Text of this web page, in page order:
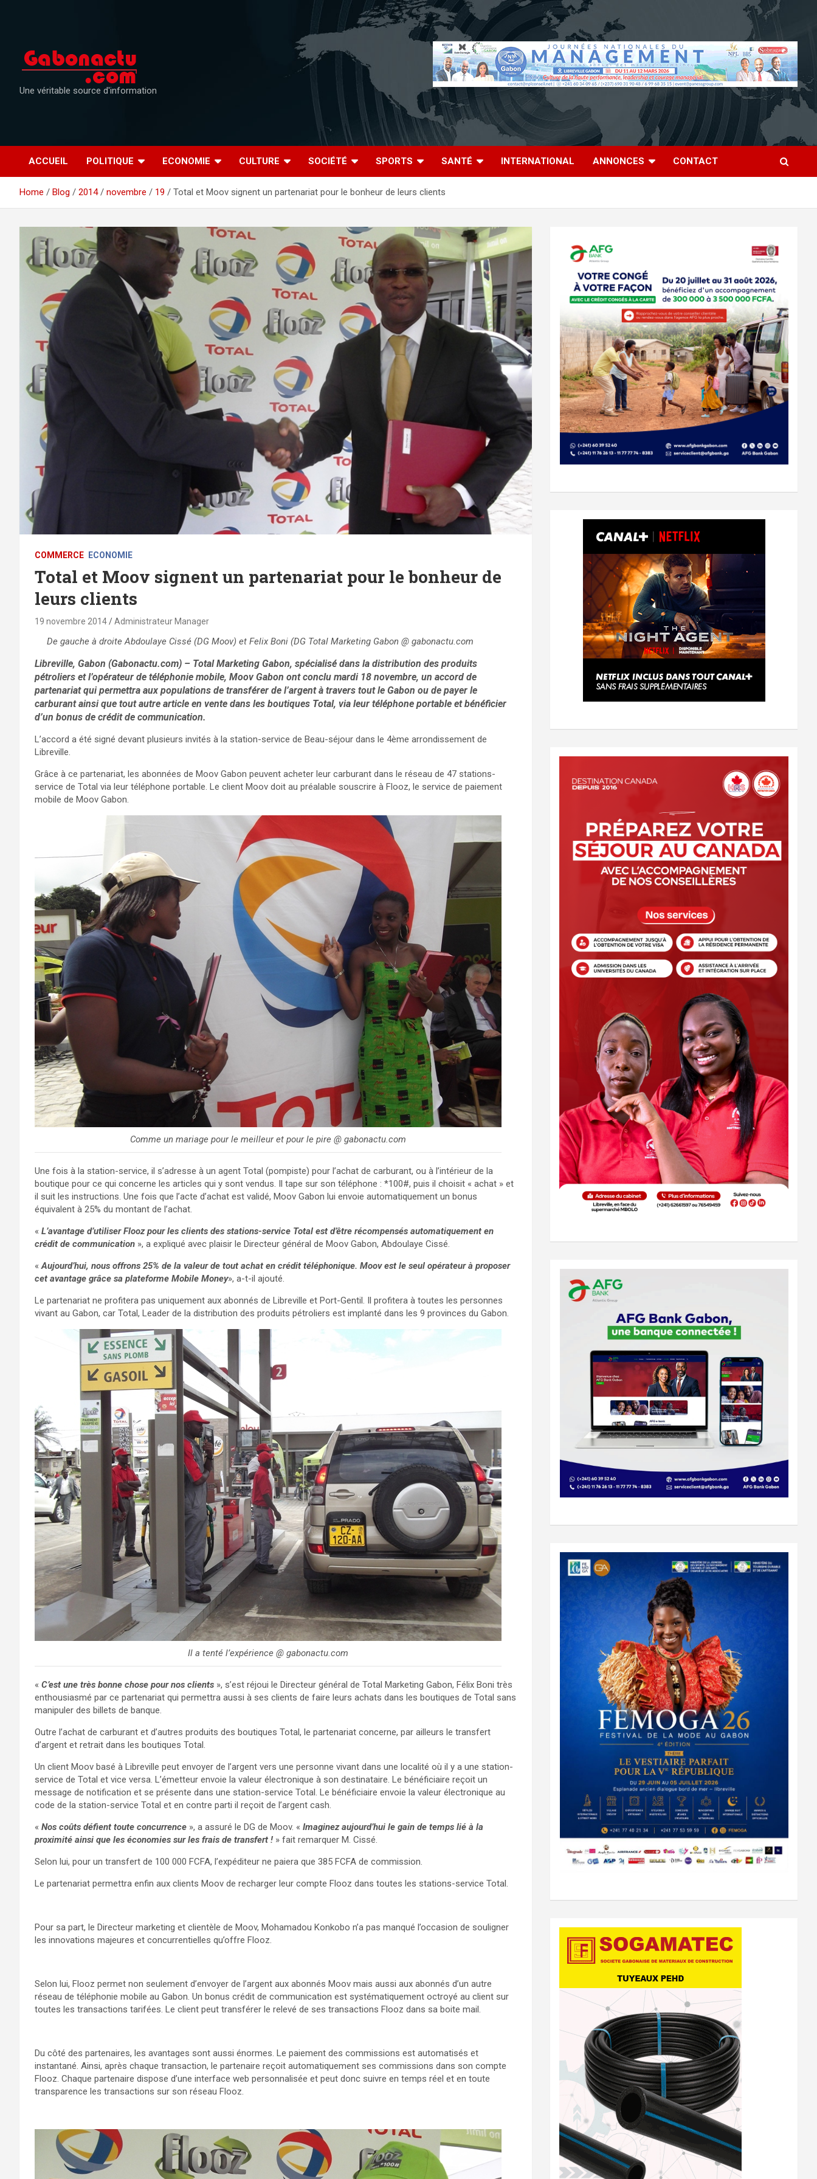
Une véritable source d'information
ACCUEIL POLITIQUE ECONOMIE CULTURE SOCIÉTÉ SPORTS SANTÉ INTERNATIONAL ANNONCES CONTACT
Home Blog 2014 novembre 19 Total et Moov signent un partenariat pour le bonheur de leurs clients
COMMERCE ECONOMIE
Total et Moov signent un partenariat pour le bonheur de
leurs clients
19 novembre 2014 Administrateur Manager
De gauche à droite Abdoulaye Cissé (DG Moov) et Felix Boni (DG Total Marketing Gabon @ gabonactu.com
Libreville, Gabon (Gabonactu.com) – Total Marketing Gabon, spécialisé dans la distribution des produits
pétroliers et l’opérateur de téléphonie mobile, Moov Gabon ont conclu mardi 18 novembre, un accord de
partenariat qui permettra aux populations de transférer de l’argent à travers tout le Gabon ou de payer le
carburant ainsi que tout autre article en vente dans les boutiques Total, via leur téléphone portable et bénéficier
d’un bonus de crédit de communication.
L’accord a été signé devant plusieurs invités à la station-service de Beau-séjour dans le 4ème arrondissement de
Libreville.
Grâce à ce partenariat, les abonnées de Moov Gabon peuvent acheter leur carburant dans le réseau de 47 stations-
service de Total via leur téléphone portable. Le client Moov doit au préalable souscrire à Flooz, le service de paiement
mobile de Moov Gabon.
Comme un mariage pour le meilleur et pour le pire @ gabonactu.com
Une fois à la station-service, il s’adresse à un agent Total (pompiste) pour l’achat de carburant, ou à l’intérieur de la
boutique pour ce qui concerne les articles qui y sont vendus. Il tape sur son téléphone : *100#, puis il choisit « achat » et
il suit les instructions. Une fois que l’acte d’achat est validé, Moov Gabon lui envoie automatiquement un bonus
équivalent à 25% du montant de l’achat.
« L’avantage d’utiliser Flooz pour les clients des stations-service Total est d’être récompensés automatiquement en
crédit de communication », a expliqué avec plaisir le Directeur général de Moov Gabon, Abdoulaye Cissé.
«Aujourd’hui, nous offrons 25% de la valeur de tout achat en crédit téléphonique. Moov est le seul opérateur à proposer
cet avantage grâce sa plateforme Mobile Money», a-t-il ajouté.
Le partenariat ne profitera pas uniquement aux abonnés de Libreville et Port-Gentil. Il profitera à toutes les personnes
vivant au Gabon, car Total, Leader de la distribution des produits pétroliers est implanté dans les 9 provinces du Gabon.
Il a tenté l’expérience @ gabonactu.com
« C’est une très bonne chose pour nos clients », s’est réjoui le Directeur général de Total Marketing Gabon, Félix Boni très
enthousiasmé par ce partenariat qui permettra aussi à ses clients de faire leurs achats dans les boutiques de Total sans
manipuler des billets de banque.
Outre l’achat de carburant et d’autres produits des boutiques Total, le partenariat concerne, par ailleurs le transfert
d’argent et retrait dans les boutiques Total.
Un client Moov basé à Libreville peut envoyer de l’argent vers une personne vivant dans une localité où il y a une station-
service de Total et vice versa. L’émetteur envoie la valeur électronique à son destinataire. Le bénéficiaire reçoit un
message de notification et se présente dans une station-service Total. Le bénéficiaire envoie la valeur électronique au
code de la station-service Total et en contre parti il reçoit de l’argent cash.
« Nos coûts défient toute concurrence », a assuré le DG de Moov. « Imaginez aujourd’hui le gain de temps lié à la
proximité ainsi que les économies sur les frais de transfert ! » fait remarquer M. Cissé.
Selon lui, pour un transfert de 100 000 FCFA, l’expéditeur ne paiera que 385 FCFA de commission.
Le partenariat permettra enfin aux clients Moov de recharger leur compte Flooz dans toutes les stations-service Total.
Pour sa part, le Directeur marketing et clientèle de Moov, Mohamadou Konkobo n’a pas manqué l’occasion de souligner
les innovations majeures et concurrentielles qu’offre Flooz.
Selon lui, Flooz permet non seulement d’envoyer de l’argent aux abonnés Moov mais aussi aux abonnés d’un autre
réseau de téléphonie mobile au Gabon. Un bonus crédit de communication est systématiquement octroyé au client sur
toutes les transactions tarifées. Le client peut transférer le relevé de ses transactions Flooz dans sa boite mail.
Du côté des partenaires, les avantages sont aussi énormes. Le paiement des commissions est automatisés et
instantané. Ainsi, après chaque transaction, le partenaire reçoit automatiquement ses commissions dans son compte
Flooz. Chaque partenaire dispose d’une interface web personnalisée et peut donc suivre en temps réel et en toute
transparence les transactions sur son réseau Flooz.